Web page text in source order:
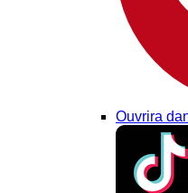
Ouvrira